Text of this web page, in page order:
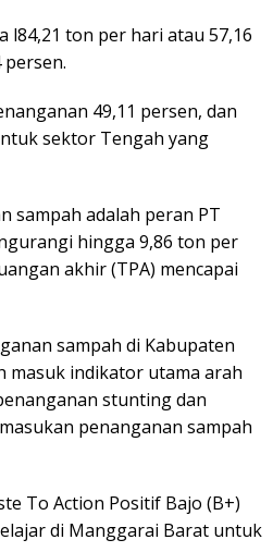
ton per hari atau 57,16
49,11 persen, dan
sektor Tengah yang
sampah adalah peran PT
hingga 9,86 ton per
akhir (TPA) mencapai
sampah di Kabupaten
masuk indikator utama arah
stunting dan
penanganan sampah
To Action Positif Bajo (B+)
di Manggarai Barat untuk